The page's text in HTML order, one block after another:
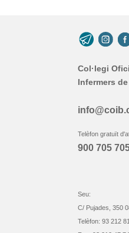
Col·legi
Infermers
Telèfon gratuït
900 705
Seu:
C/ Pujades, 350
Telèfon: 93 212